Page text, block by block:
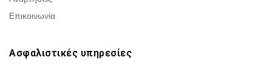
Επικοινωνία
Ασφαλιστικές υπηρεσίες